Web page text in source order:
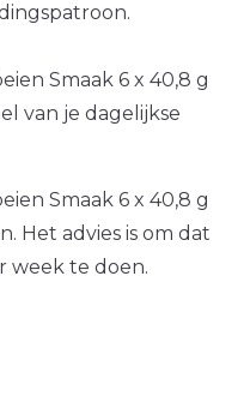
Smaak 6 x 40,8 g
van je dagelijkse
Smaak 6 x 40,8 g
Het advies is om dat
week te doen.